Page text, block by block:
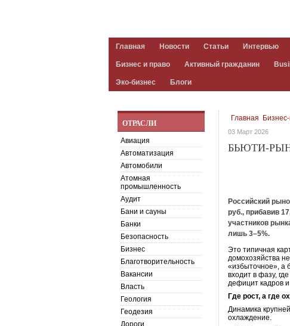
Главная Новости Статьи Интервью
Бизнес и право Активный гражданин
Эко-бизнес Блоги
Главная
03 Март 2026
БЬЮТИ-
Российский
руб., прибавив
участников
лишь 3–5%.
Это типичная
домохозяйства
«избыточное», а
входит в фазу,
дефицит кадров
Где рост, а где
Динамика
охлаждение.
ОТРАСЛИ
Авиация
Автоматизация
Автомобили
Атомная
промышленность
Аудит
Бани и сауны
Банки
Безопасность
Бизнес
Благотворительность
Вакансии
Власть
Геология
Геодезия
Дороги